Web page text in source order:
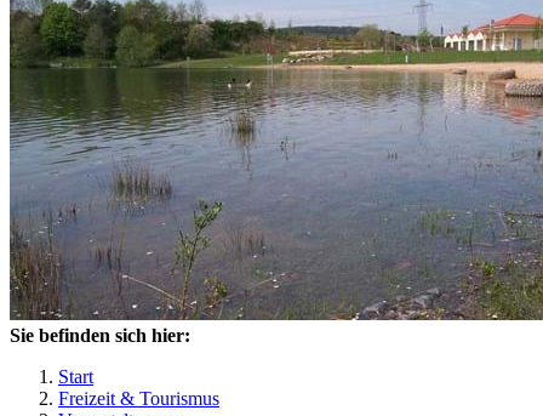
Sie befinden sich hier:
Start
Freizeit & Tourismus